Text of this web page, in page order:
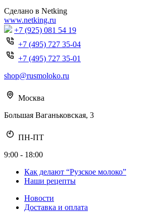
Сделано в Netking
www.netking.ru
+7 (925) 081 54 19
+7 (495) 727 35-04
+7 (495) 727 35-01
shop@rusmoloko.ru
Москва
Большая Ваганьковская, 3
ПН-ПТ
9:00 - 18:00
Как делают “Рузское молоко”
Наши рецепты
Новости
Доставка и оплата